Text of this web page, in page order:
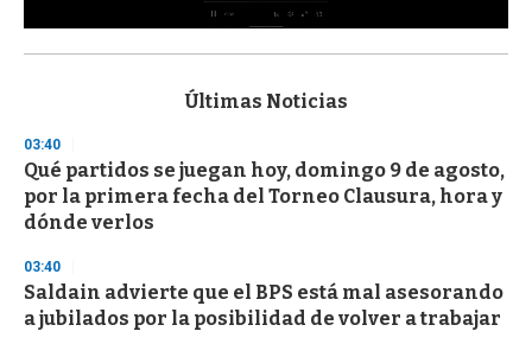
s
d
s
o
f
3
s
e
c
o
Últimas Noticias
03:40
Qué partidos se juegan hoy, domingo 9 de agosto,
por la primera fecha del Torneo Clausura, hora y
dónde verlos
03:40
Saldain advierte que el BPS está mal asesorando
a jubilados por la posibilidad de volver a trabajar